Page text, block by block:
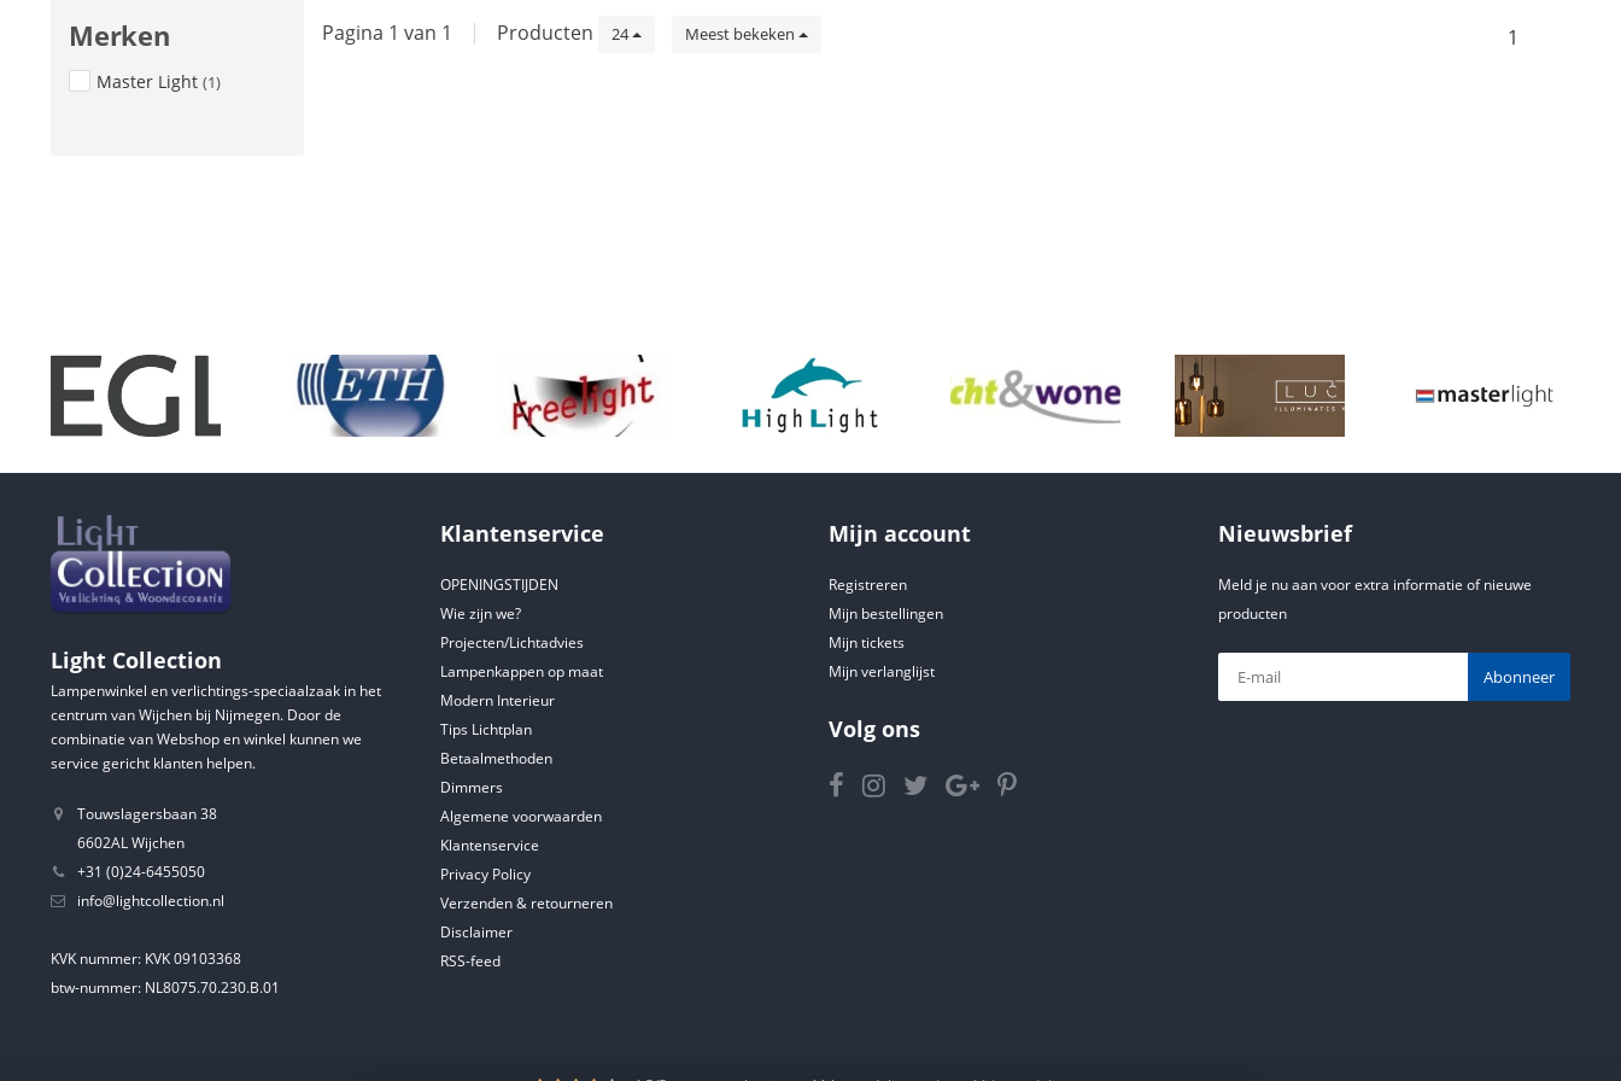
Merken
Master Light (1)
Pagina 1 van 1 | Producten 24 Meest bekeken 1
Light Collection
Lampenwinkel en verlichtings-speciaalzaak in het
centrum van Wijchen bij Nijmegen. Door de
combinatie van Webshop en winkel kunnen we
service gericht klanten helpen.
Touwslagersbaan 38
6602AL Wijchen
+31 (0)24-6455050
info@lightcollection.nl
KVK nummer: KVK 09103368
btw-nummer: NL8075.70.230.B.01
Klantenservice
OPENINGSTIJDEN
Wie zijn we?
Projecten/Lichtadvies
Lampenkappen op maat
Modern Interieur
Tips Lichtplan
Betaalmethoden
Dimmers
Algemene voorwaarden
Klantenservice
Privacy Policy
Verzenden & retourneren
Disclaimer
RSS-feed
Mijn account
Registreren
Mijn bestellingen
Mijn tickets
Mijn verlanglijst
Volg ons
Nieuwsbrief
Meld je nu aan voor extra informatie of nieuwe
producten
Abonneer